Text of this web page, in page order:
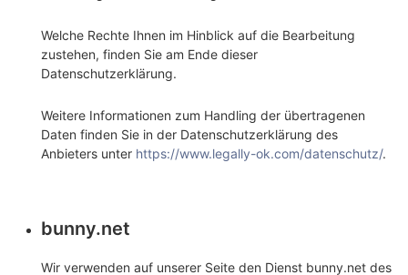
Welche Rechte Ihnen im Hinblick auf die Bearbeitung
zustehen, finden Sie am Ende dieser
Datenschutzerklärung.
Weitere Informationen zum Handling der übertragenen
Daten finden Sie in der Datenschutzerklärung des
Anbieters unter https://www.legally-ok.com/datenschutz/.
bunny.net
Wir verwenden auf unserer Seite den Dienst bunny.net des